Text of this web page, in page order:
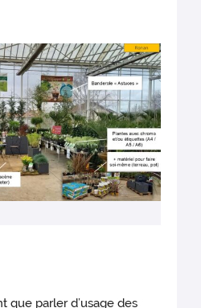
que parler d’usage des